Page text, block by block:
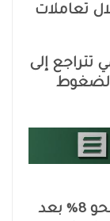
بعد قفزة قوية لعيار 21 خلال تعاملات
تتراجع إلى
الضغوط
الأوقية تحقق مكاسب أسبوعية بنحو 8% بعد